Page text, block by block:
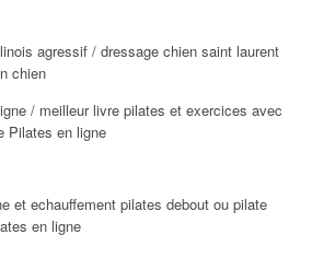
agressif / dressage chien saint laurent
chien
/ meilleur livre pilates et exercices avec
Pilates en ligne
et echauffement pilates debout ou pilate
en ligne